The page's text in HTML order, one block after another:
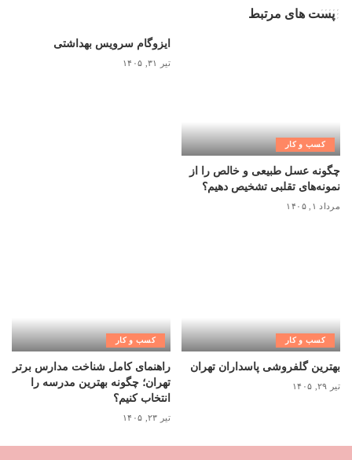
پست های مرتبط
کسب و کار
چگونه عسل طبیعی و خالص را از
نمونه‌های تقلبی تشخیص دهیم؟
مرداد ۱, ۱۴۰۵
ایزوگام سرویس بهداشتی
تیر ۳۱, ۱۴۰۵
کسب و کار
بهترین گلفروشی پاسداران تهران
تیر ۲۹, ۱۴۰۵
کسب و کار
راهنمای کامل شناخت مدارس برتر
تهران؛ چگونه بهترین مدرسه را
انتخاب کنیم؟
تیر ۲۳, ۱۴۰۵